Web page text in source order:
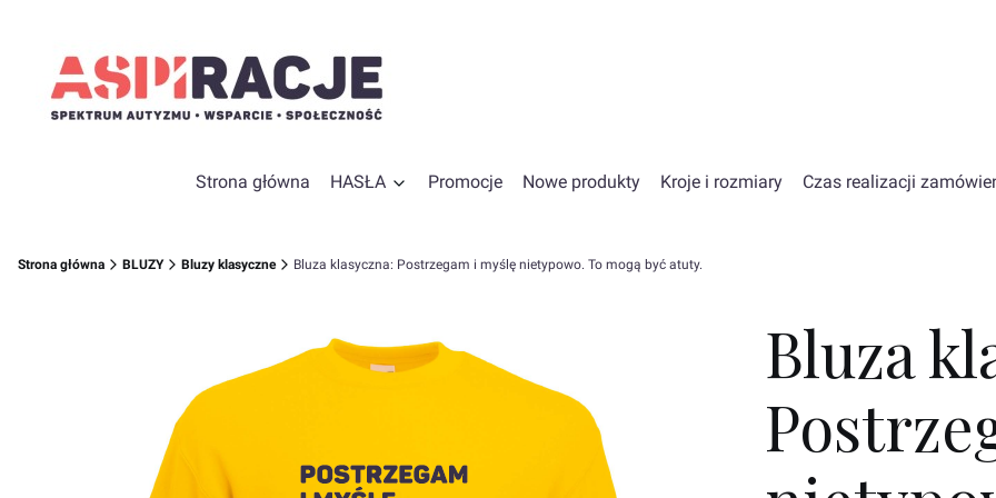
Strona główna HASŁA Promocje Nowe produkty Kroje i rozmiary Czas realizacji
Strona główna BLUZY Bluzy klasyczne Bluza klasyczna: Postrzegam i myślę nietypowo. To mogą być atuty.
Bluza